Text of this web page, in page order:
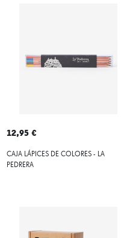
12,95 €
CAJA LÁPICES DE COLORES - LA
PEDRERA